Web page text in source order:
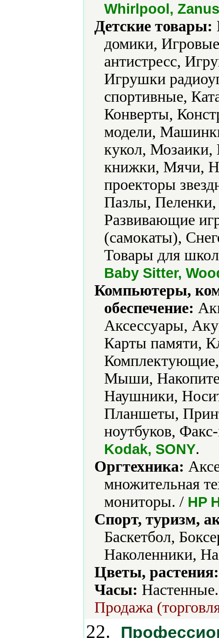
Whirlpool,
Детские товары:
домики,
антистресс,
Игрушки
спортивные,
Конверты,
модели,
кукол,
книжки, Мячи,
проекторы
Пазлы, Пеленки,
Развивающие
(самокаты),
Товары для
Baby Sitter,
Компьютеры,
обеспечение:
Аксессуары,
Карты памяти,
Мыши,
Наушники,
Планшеты,
ноутбуков,
Kodak, SONY.
Оргтехника:
множительная
мониторы. / HP
Спорт, туризм,
Баскетбол,
Наколенники,
Цветы, растения:
Часы:
Продажа
22.